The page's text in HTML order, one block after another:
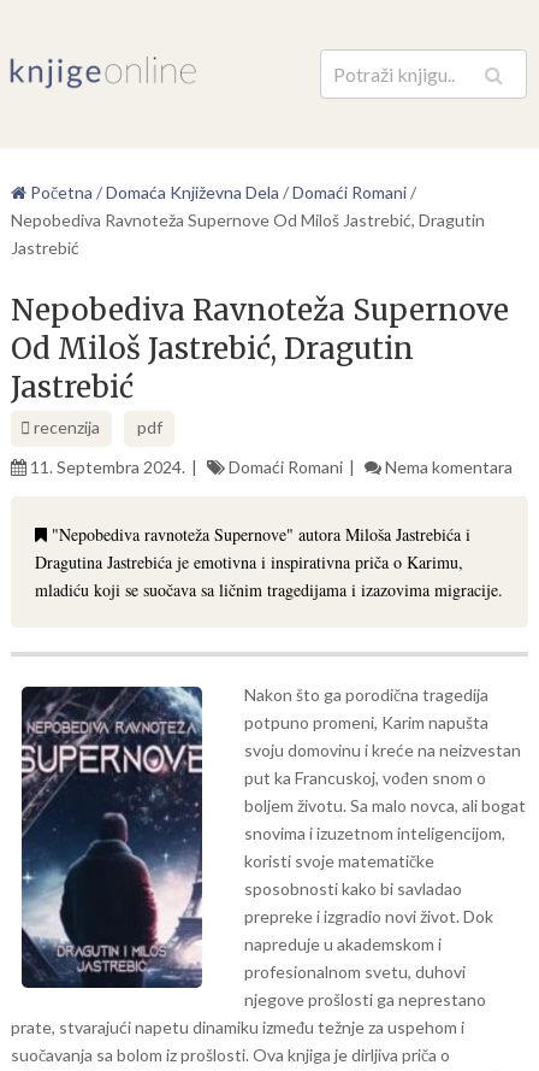
Pretraga
Početna /Domaća Književna Dela /Domaći Romani/
Nepobediva Ravnoteža Supernove Od Miloš Jastrebić, Dragutin
Jastrebić
Nepobediva Ravnoteža Supernove
Od Miloš Jastrebić, Dragutin
Jastrebić
recenzija
pdf
11. Septembra 2024.
Domaći Romani Nema komentara
"Nepobediva ravnoteža Supernove" autora Miloša Jastrebića i
Dragutina Jastrebića je emotivna i inspirativna priča o Karimu,
mladiću koji se suočava sa ličnim tragedijama i izazovima migracije.
Nakon što ga porodična tragedija
potpuno promeni, Karim napušta
svoju domovinu i kreće na neizvestan
put ka Francuskoj, vođen snom o
boljem životu. Sa malo novca, ali bogat
snovima i izuzetnom inteligencijom,
koristi svoje matematičke
sposobnosti kako bi savladao
prepreke i izgradio novi život. Dok
napreduje u akademskom i
profesionalnom svetu, duhovi
njegove prošlosti ga neprestano
prate, stvarajući napetu dinamiku između težnje za uspehom i
suočavanja sa bolom iz prošlosti. Ova knjiga je dirljiva priča o